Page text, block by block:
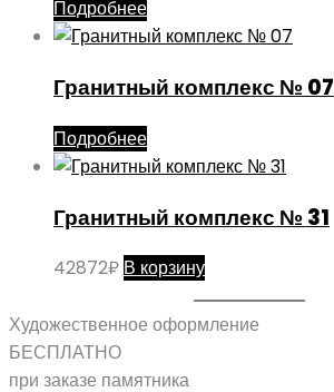
Подробнее
Гранитный комплекс № 07
Подробнее
Гранитный комплекс № 31
42872₽ В корзину
Художественное оформление
БЕСПЛАТНО
при заказе памятника